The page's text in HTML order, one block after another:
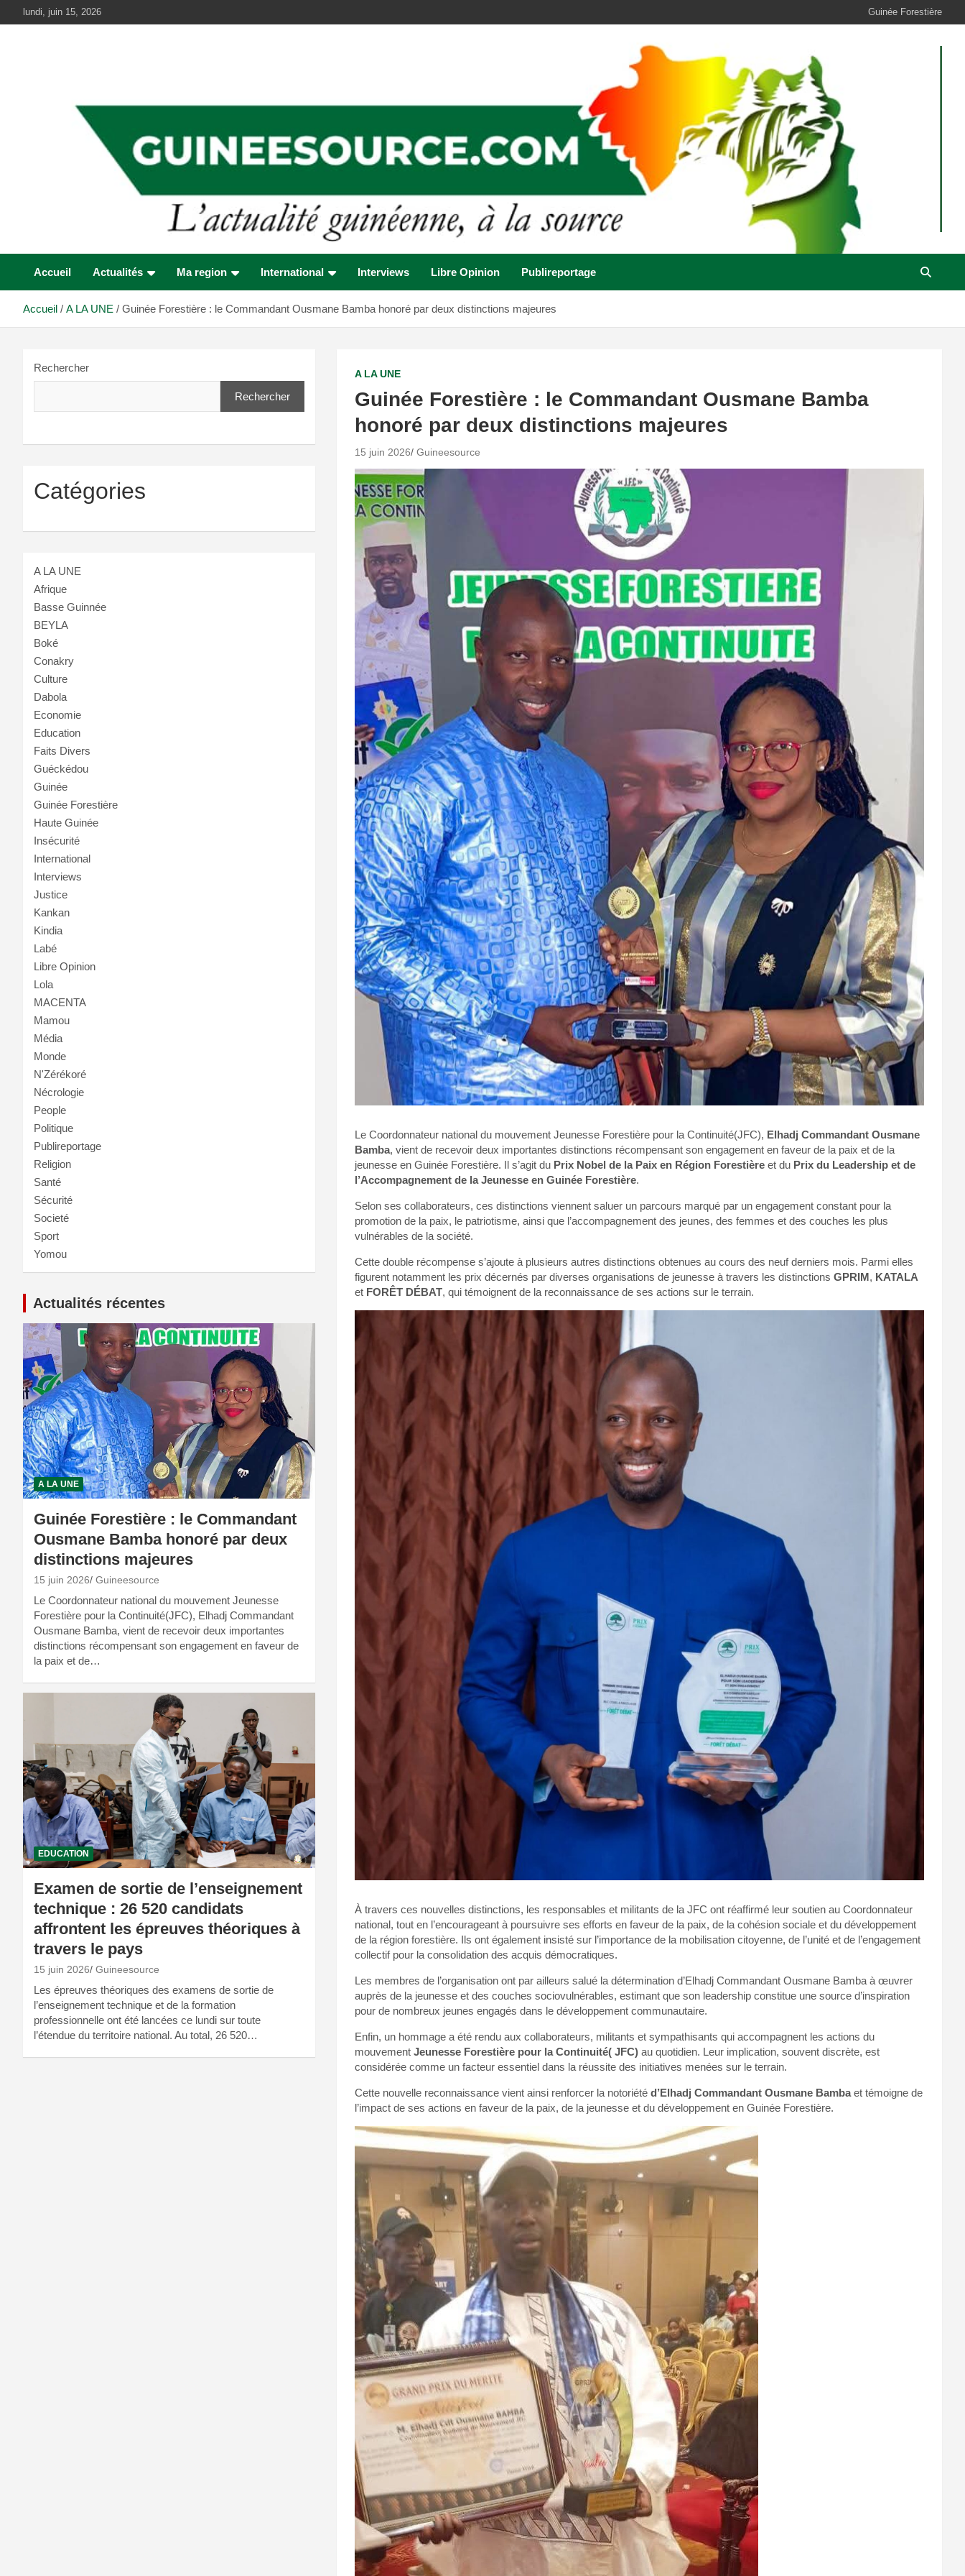
au
lundi, juin 15, 2026 Guinée Forestière
Accueil Actualités Ma region International Interviews Libre Opinion Publireportage
Accueil A LA UNE Guinée Forestière : le Commandant Ousmane Bamba honoré par deux distinctions majeures
A LA UNE
Guinée Forestière : le Commandant Ousmane Bamba
honoré par deux distinctions majeures
15 juin 2026 Guineesource
Le Coordonnateur national du mouvement Jeunesse Forestière pour la Continuité(JFC), Elhadj Commandant Ousmane
Bamba, vient de recevoir deux importantes distinctions récompensant son engagement en faveur de la paix et de la
jeunesse en Guinée Forestière. Il s’agit du Prix Nobel de la Paix en Région Forestièreet du Prix du Leadership et de
l’Accompagnement de la Jeunesse en Guinée Forestière.
Selon ses collaborateurs, ces distinctions viennent saluer un parcours marqué par un engagement constant pour la
promotion de la paix, le patriotisme, ainsi que l’accompagnement des jeunes, des femmes et des couches les plus
vulnérables de la société.
Cette double récompense s’ajoute à plusieurs autres distinctions obtenues au cours des neuf derniers mois. Parmi elles
figurent notamment les prix décernés par diverses organisations de jeunesse à travers les distinctions GPRIM, KATALA
et FORÊT DÉBAT, qui témoignent de la reconnaissance de ses actions sur le terrain.
À travers ces nouvelles distinctions, les responsables et militants de la JFC ont réaffirmé leur soutien au Coordonnateur
national, tout en l’encourageant à poursuivre ses efforts en faveur de la paix, de la cohésion sociale et du développement
de la région forestière. Ils ont également insisté sur l’importance de la mobilisation citoyenne, de l’unité et de l’engagement
collectif pour la consolidation des acquis démocratiques.
Les membres de l’organisation ont par ailleurs salué la détermination d’Elhadj Commandant Ousmane Bamba à œuvrer
auprès de la jeunesse et des couches sociovulnérables, estimant que son leadership constitue une source d’inspiration
pour de nombreux jeunes engagés dans le développement communautaire.
Enfin, un hommage a été rendu aux collaborateurs, militants et sympathisants qui accompagnent les actions du
mouvement Jeunesse Forestière pour la Continuité( JFC)au quotidien. Leur implication, souvent discrète, est
considérée comme un facteur essentiel dans la réussite des initiatives menées sur le terrain.
Cette nouvelle reconnaissance vient ainsi renforcer la notoriété d’Elhadj Commandant Ousmane Bambaet témoigne de
l’impact de ses actions en faveur de la paix, de la jeunesse et du développement en Guinée Forestière.
Rechercher
Rechercher
Catégories
A LA UNE
Afrique
Basse Guinnée
BEYLA
Boké
Conakry
Culture
Dabola
Economie
Education
Faits Divers
Guéckédou
Guinée
Guinée Forestière
Haute Guinée
Insécurité
International
Interviews
Justice
Kankan
Kindia
Labé
Libre Opinion
Lola
MACENTA
Mamou
Média
Monde
N'Zérékoré
Nécrologie
People
Politique
Publireportage
Religion
Santé
Sécurité
Societé
Sport
Yomou
Actualités récentes
A LA UNE
Guinée Forestière : le Commandant
Ousmane Bamba honoré par deux
distinctions majeures
15 juin 2026 Guineesource
Le Coordonnateur national du mouvement Jeunesse
Forestière pour la Continuité(JFC), Elhadj Commandant
Ousmane Bamba, vient de recevoir deux importantes
distinctions récompensant son engagement en faveur de
la paix et de…
EDUCATION
Examen de sortie de l’enseignement
technique : 26 520 candidats
affrontent les épreuves théoriques à
travers le pays
15 juin 2026 Guineesource
Les épreuves théoriques des examens de sortie de
l’enseignement technique et de la formation
professionnelle ont été lancées ce lundi sur toute
l’étendue du territoire national. Au total, 26 520…